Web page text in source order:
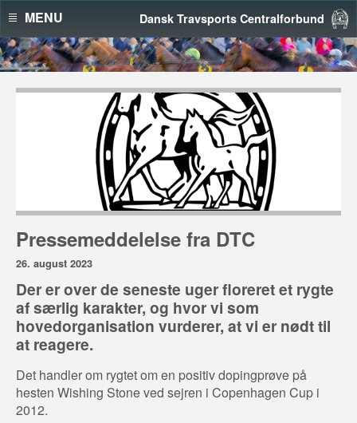
Dansk Travsports Centralforbund
MENU
Pressemeddelelse fra DTC
26. august 2023
Der er over de seneste uger floreret et rygte
af særlig karakter, og hvor vi som
hovedorganisation vurderer, at vi er nødt til
at reagere.
Det handler om rygtet om en positiv dopingprøve på
hesten Wishing Stone ved sejren i Copenhagen Cup i
2012.